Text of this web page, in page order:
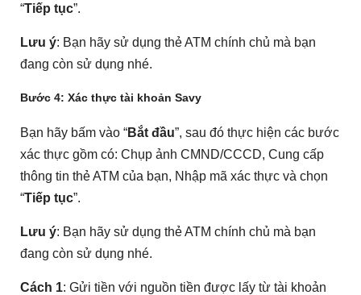
“Tiếp tục”.
Lưu ý: Bạn hãy sử dụng thẻ ATM chính chủ mà bạn
đang còn sử dụng nhé.
Bước 4: Xác thực tài khoản Savy
Bạn hãy bấm vào “Bắt đầu”, sau đó thực hiện các bước
xác thực gồm có: Chụp ảnh CMND/CCCD, Cung cấp
thông tin thẻ ATM của bạn, Nhập mã xác thực và chọn
“Tiếp tục”.
Lưu ý: Bạn hãy sử dụng thẻ ATM chính chủ mà bạn
đang còn sử dụng nhé.
Cách 1: Gửi tiền với nguồn tiền được lấy từ tài khoản